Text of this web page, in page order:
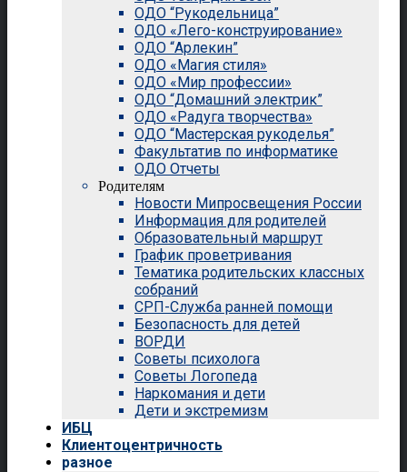
ОДО “Рукодельница”
ОДО «Лего-конструирование»
ОДО “Арлекин”
ОДО «Магия стиля»
ОДО «Мир профессии»
ОДО “Домашний электрик”
ОДО «Радуга творчества»
ОДО “Мастерская рукоделья”
Факультатив по информатике
ОДО Отчеты
Родителям
Новости Мипросвещения России
Информация для родителей
Образовательный маршрут
График проветривания
Тематика родительских классных
собраний
СРП-Служба ранней помощи
Безопасность для детей
ВОРДИ
Советы психолога
Советы Логопеда
Наркомания и дети
Дети и экстремизм
ИБЦ
Клиентоцентричность
разное